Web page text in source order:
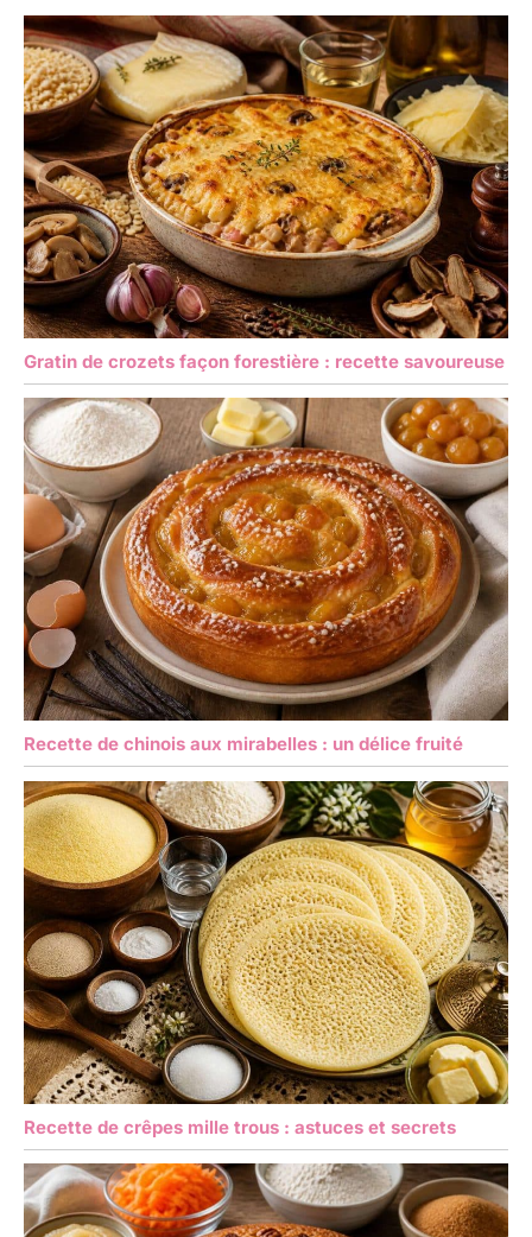
Gratin de crozets façon forestière : recette savoureuse
Recette de chinois aux mirabelles : un délice fruité
Recette de crêpes mille trous : astuces et secrets